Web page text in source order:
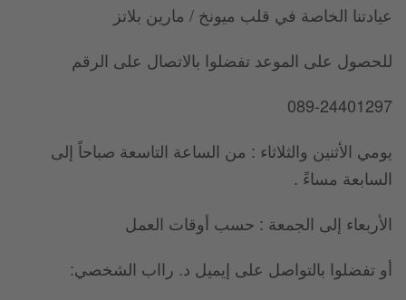
عيادتنا الخاصة في قلب ميونخ / مارين بلاتز
للحصول على الموعد تفضلوا بالاتصال على الرقم
089-24401297
يومي الأثنين والثلاثاء : من الساعة التاسعة صباحاً إلى
السابعة مساءً .
الأربعاء إلى الجمعة : حسب أوقات العمل
أو تفضلوا بالتواصل على إيميل د. رااب الشخصي: